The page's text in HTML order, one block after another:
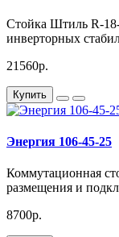
Стойка Штиль R-18-
инверторных
21560р.
Купить
Энергия 106-45-25
Коммутационная
размещения и
8700р.